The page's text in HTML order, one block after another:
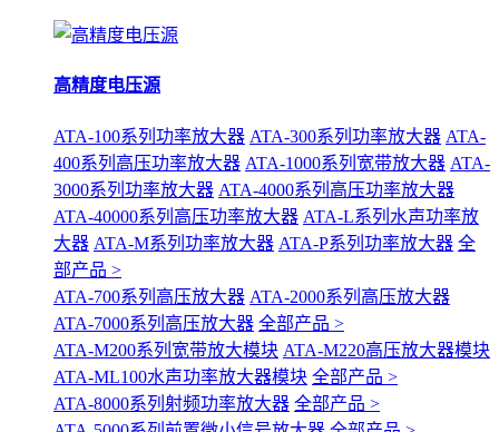
高精度电压源
ATA-100系列功率放大器 ATA-300系列功率放大器 ATA-
400系列高压功率放大器 ATA-1000系列宽带放大器 ATA-
3000系列功率放大器 ATA-4000系列高压功率放大器
ATA-40000系列高压功率放大器 ATA-L系列水声功率放
大器 ATA-M系列功率放大器 ATA-P系列功率放大器 全
部产品 >
ATA-700系列高压放大器 ATA-2000系列高压放大器
ATA-7000系列高压放大器 全部产品 >
ATA-M200系列宽带放大模块 ATA-M220高压放大器模块
ATA-ML100水声功率放大器模块 全部产品 >
ATA-8000系列射频功率放大器 全部产品 >